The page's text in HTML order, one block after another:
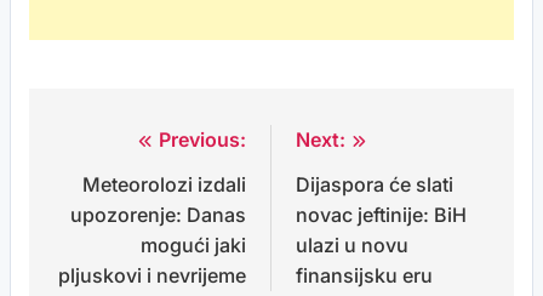
navigation
Previous:
Meteorolozi izdali
upozorenje: Danas
mogući jaki
pljuskovi i nevrijeme
Next:
Dijaspora će slati
novac jeftinije: BiH
ulazi u novu
finansijsku eru